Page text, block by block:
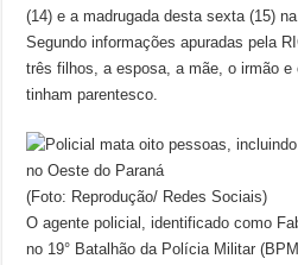
(14) e a madrugada desta sexta (15)
Segundo informações apuradas pela
três filhos, a esposa, a mãe, o irmão
tinham parentesco.
(Foto: Reprodução/ Redes Sociais)
O agente policial, identificado como
no 19° Batalhão da Polícia Militar